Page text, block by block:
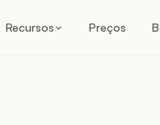
Recursos Preços